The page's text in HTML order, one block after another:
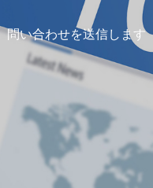
問い合わせを送信します